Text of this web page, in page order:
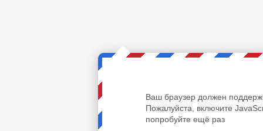
Ваш браузер должен
Пожалуйста, включите
попробуйте ещё раз